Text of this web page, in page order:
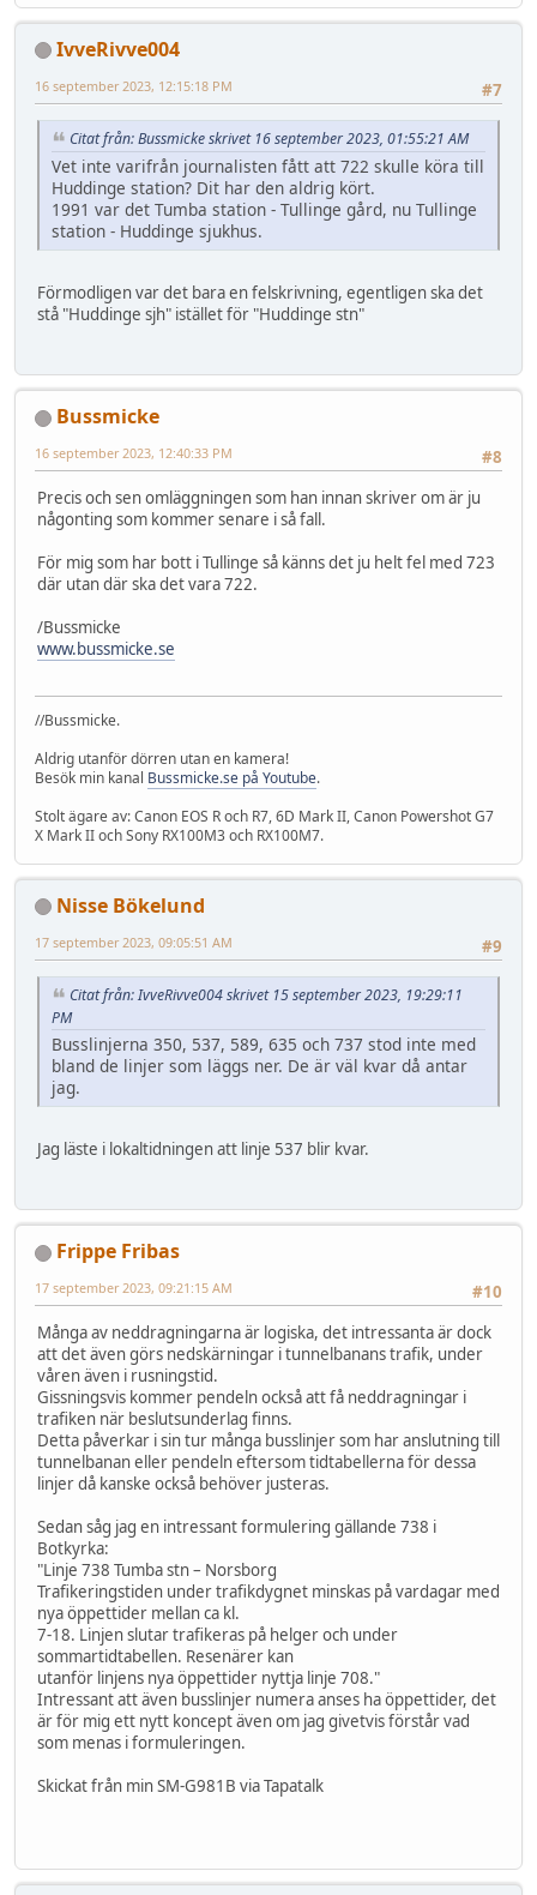
IvveRivve004
#7
16 september 2023, 12:15:18 PM
Citat från: Bussmicke skrivet 16 september 2023, 01:55:21 AM
Vet inte varifrån journalisten fått att 722 skulle köra till
Huddinge station? Dit har den aldrig kört.
1991 var det Tumba station - Tullinge gård, nu Tullinge
station - Huddinge sjukhus.
Förmodligen var det bara en felskrivning, egentligen ska det
stå "Huddinge sjh" istället för "Huddinge stn"
Bussmicke
#8
16 september 2023, 12:40:33 PM
Precis och sen omläggningen som han innan skriver om är ju
någonting som kommer senare i så fall.
För mig som har bott i Tullinge så känns det ju helt fel med 723
där utan där ska det vara 722.
/Bussmicke
www.bussmicke.se
//Bussmicke.
Aldrig utanför dörren utan en kamera!
Besök min kanal Bussmicke.se på Youtube.
Stolt ägare av: Canon EOS R och R7, 6D Mark II, Canon Powershot G7
X Mark II och Sony RX100M3 och RX100M7.
Nisse Bökelund
#9
17 september 2023, 09:05:51 AM
Citat från: IvveRivve004 skrivet 15 september 2023, 19:29:11
PM
Busslinjerna 350, 537, 589, 635 och 737 stod inte med
bland de linjer som läggs ner. De är väl kvar då antar
jag.
Jag läste i lokaltidningen att linje 537 blir kvar.
Frippe Fribas
#10
17 september 2023, 09:21:15 AM
Många av neddragningarna är logiska, det intressanta är dock
att det även görs nedskärningar i tunnelbanans trafik, under
våren även i rusningstid.
Gissningsvis kommer pendeln också att få neddragningar i
trafiken när beslutsunderlag finns.
Detta påverkar i sin tur många busslinjer som har anslutning till
tunnelbanan eller pendeln eftersom tidtabellerna för dessa
linjer då kanske också behöver justeras.
Sedan såg jag en intressant formulering gällande 738 i
Botkyrka:
"Linje 738 Tumba stn – Norsborg
Trafikeringstiden under trafikdygnet minskas på vardagar med
nya öppettider mellan ca kl.
7-18. Linjen slutar trafikeras på helger och under
sommartidtabellen. Resenärer kan
utanför linjens nya öppettider nyttja linje 708."
Intressant att även busslinjer numera anses ha öppettider, det
är för mig ett nytt koncept även om jag givetvis förstår vad
som menas i formuleringen.
Skickat från min SM-G981B via Tapatalk